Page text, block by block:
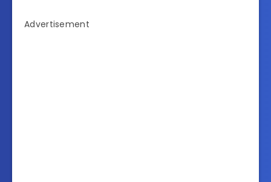
Advertisement